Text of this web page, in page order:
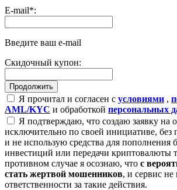
E-mail*:
Введите ваш e-mail
Скидочный купон:
Я прочитал и согласен с условиями ,
AML/KYC и обработкой персональных
Я подтверждаю, что создаю заявку на
исключительно по своей инициативе, без
и не использую средства для пополнения
инвестиций или передачи криптовалюты
противном случае я осознаю, что с
стать жертвой мошенников, и сервис не
ответственности за такие действия.